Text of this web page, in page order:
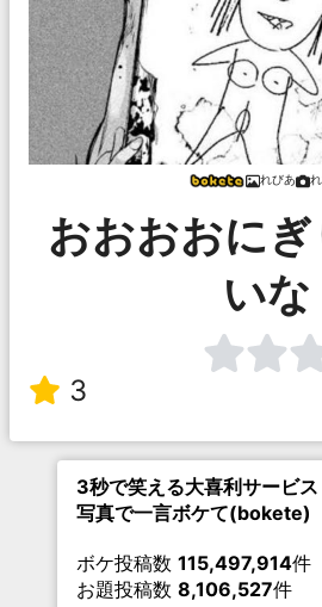
れびあ
おおおおに
いな
3
3秒で笑える大喜利サービス
写真で一言ボケて(bokete)
ボケ投稿数 115,497,914件
お題投稿数 8,106,527件